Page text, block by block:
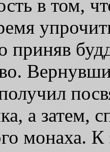
в том,
приняв
получил
а затем,
монаха. К